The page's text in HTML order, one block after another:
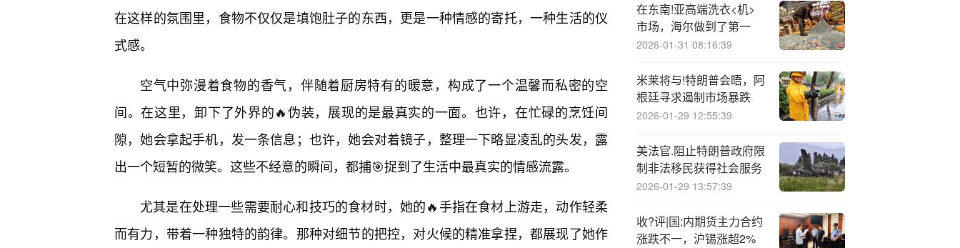
在这样的氛围里，食物不仅仅是填饱肚子的东西，更是一种情感的寄托，一种生活的仪
式感。
空气中弥漫着食物的香气，伴随着厨房特有的暖意，构成了一个温馨而私密的空
间。在这里，卸下了外界的🔥伪装，展现的是最真实的一面。也许，在忙碌的烹饪间
隙，她会拿起手机，发一条信息；也许，她会对着镜子，整理一下略显凌乱的头发，露
出一个短暂的微笑。这些不经意的瞬间，都捕🎯捉到了生活中最真实的情感流露。
尤其是在处理一些需要耐心和技巧的食材时，她的🔥手指在食材上游走，动作轻柔
而有力，带着一种独特的韵律。那种对细节的把控，对火候的精准拿捏，都展现了她作
在东南!亚高端洗衣<机>
市场，海尔做到了第一
2026-01-31 08:16:39
米莱将与!特朗普会晤，阿
根廷寻求遏制市场暴跌
2026-01-29 12:55:39
美法官.阻止特朗普政府限
制非法移民获得社会服务
2026-01-29 13:57:39
收?评|国:内期货主力合约
涨跌不一，沪锡涨超2%